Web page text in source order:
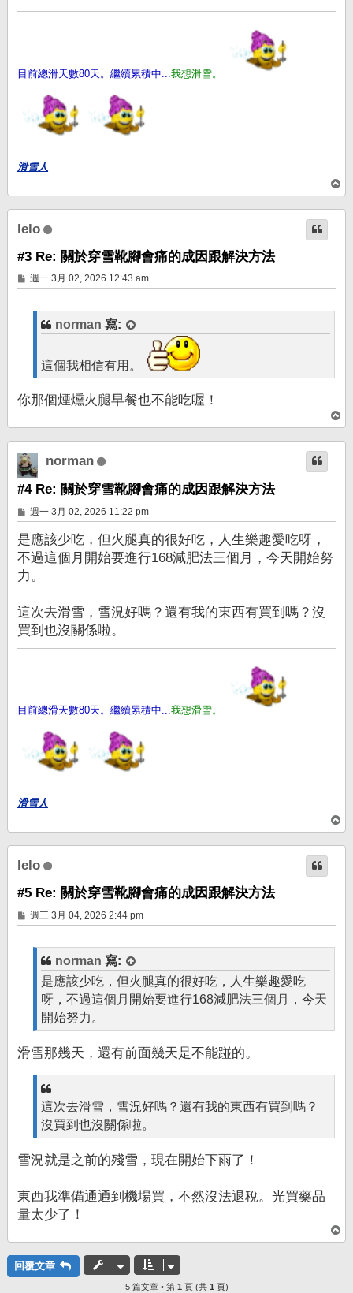
目前總滑天數80天。繼續累積中... 我想滑雪。
滑雪人
頂
端
lelo
#3 Re: 關於穿雪靴腳會痛的成因跟解決方法
文
章
週一 3月 02, 2026 12:43 am
norman 寫:
這個我相信有用。
你那個煙燻火腿早餐也不能吃喔！
頂
端
norman
#4 Re: 關於穿雪靴腳會痛的成因跟解決方法
文
章
週一 3月 02, 2026 11:22 pm
是應該少吃，但火腿真的很好吃，人生樂趣愛吃呀，
不過這個月開始要進行168減肥法三個月，今天開始努
力。
這次去滑雪，雪況好嗎？還有我的東西有買到嗎？沒
買到也沒關係啦。
目前總滑天數80天。繼續累積中...我想滑雪。
滑雪人
頂
端
lelo
#5 Re: 關於穿雪靴腳會痛的成因跟解決方法
文
章
週三 3月 04, 2026 2:44 pm
norman 寫:
是應該少吃，但火腿真的很好吃，人生樂趣愛吃
呀，不過這個月開始要進行168減肥法三個月，今天
開始努力。
滑雪那幾天，還有前面幾天是不能踫的。
這次去滑雪，雪況好嗎？還有我的東西有買到嗎？
沒買到也沒關係啦。
雪況就是之前的殘雪，現在開始下雨了！
東西我準備通通到機場買，不然沒法退稅。光買藥品
量太少了！
頂
回覆文章
5 篇文章 • 第 1 頁 (共 1 頁)